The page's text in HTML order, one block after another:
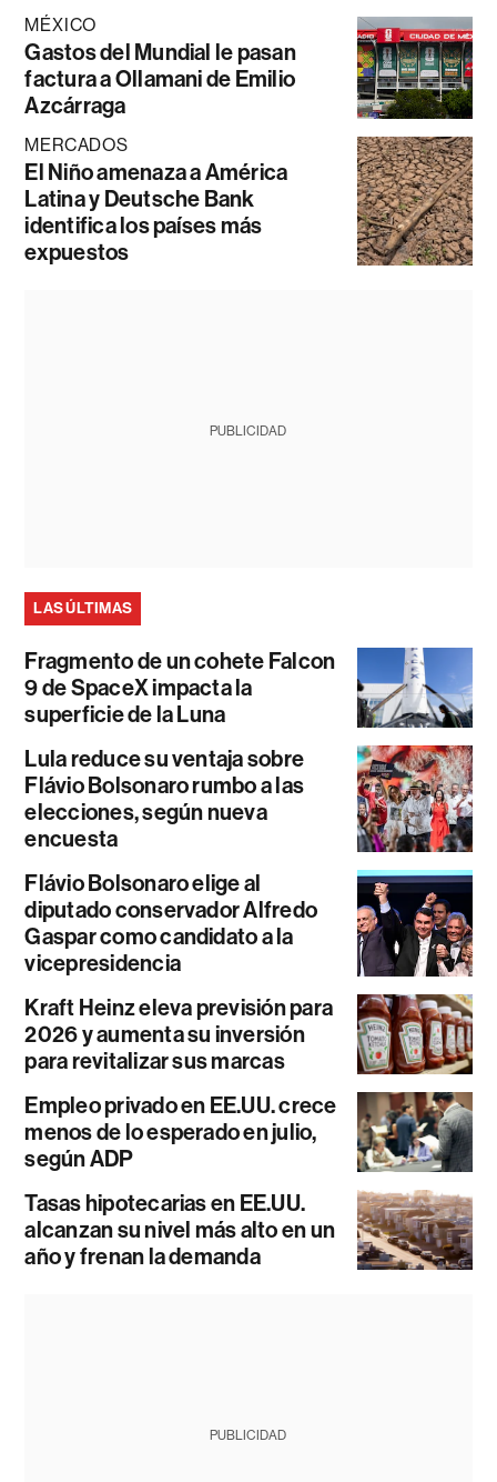
MÉXICO
Gastos del Mundial le pasan
factura a Ollamani de Emilio
Azcárraga
MERCADOS
El Niño amenaza a América
Latina y Deutsche Bank
identifica los países más
expuestos
PUBLICIDAD
LAS ÚLTIMAS
Fragmento de un cohete Falcon
9 de SpaceX impacta la
superficie de la Luna
Lula reduce su ventaja sobre
Flávio Bolsonaro rumbo a las
elecciones, según nueva
encuesta
Flávio Bolsonaro elige al
diputado conservador Alfredo
Gaspar como candidato a la
vicepresidencia
Kraft Heinz eleva previsión para
2026 y aumenta su inversión
para revitalizar sus marcas
Empleo privado en EE.UU. crece
menos de lo esperado en julio,
según ADP
Tasas hipotecarias en EE.UU.
alcanzan su nivel más alto en un
año y frenan la demanda
PUBLICIDAD